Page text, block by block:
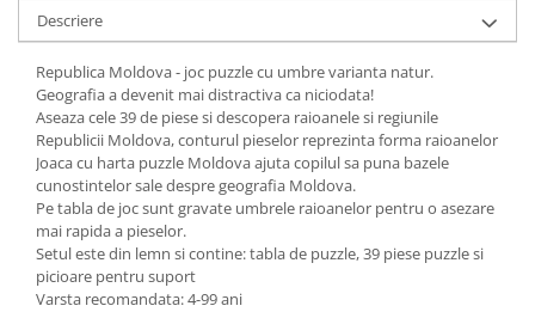
Descriere
Republica Moldova - joc puzzle cu umbre varianta natur.
Geografia a devenit mai distractiva ca niciodata!
Aseaza cele 39 de piese si descopera raioanele si regiunile
Republicii Moldova, conturul pieselor reprezinta forma raioanelor
Joaca cu harta puzzle Moldova ajuta copilul sa puna bazele
cunostintelor sale despre geografia Moldova.
Pe tabla de joc sunt gravate umbrele raioanelor pentru o asezare
mai rapida a pieselor.
Setul este din lemn si contine: tabla de puzzle, 39 piese puzzle si
picioare pentru suport
Varsta recomandata: 4-99 ani